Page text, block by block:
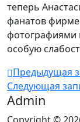
теперь
фанатов
фотографиями
особую
Предыдущая
Следующая
Admin